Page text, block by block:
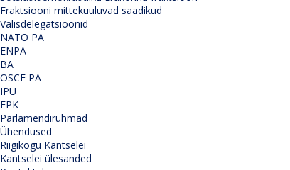
Fraktsiooni mittekuuluvad saadikud
Välisdelegatsioonid
NATO PA
ENPA
BA
OSCE PA
IPU
EPK
Parlamendirühmad
Ühendused
Riigikogu Kantselei
Kantselei ülesanded